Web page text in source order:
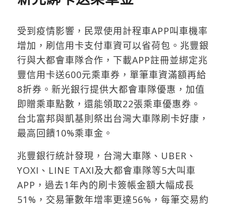
受到疫情影響，民眾使用計程車APP叫車機率
增加，刷信用卡支付車資可以省荷包。兆豐銀
行與大都會車隊合作，下載APP註冊並綁定兆
豐信用卡送600元乘車券，單筆車資滿額再給
8折券。新光銀行提供大都會車隊優惠，加值
即贈乘車點數，還能領取22張乘車優惠券。
台北富邦與凱基則祭出台灣大車隊刷卡好康，
最高回饋10%乘車金。
兆豐銀行統計發現，台灣大車隊、UBER、
YOXI、LINE TAXI及大都會車隊等5大叫車
APP，過去1年內的刷卡簽帳金額大幅成長
51%，交易筆數年增率更達56%，每筆交易約